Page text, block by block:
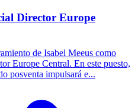
Director Europe
de Isabel Meeus como
Europe Central. En este puesto,
posventa impulsará e...